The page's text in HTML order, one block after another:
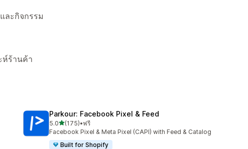
ละกิจกรรม
ห์ร้านค้า
Parkour: Facebook Pixel & Feed
5.0เต็ม 5 ดาว
(175)
ทั้งหมด 175 รีวิว
•ฟรี
Facebook Pixel & Meta Pixel (CAPI) with Feed & Catalog
Built for Shopify